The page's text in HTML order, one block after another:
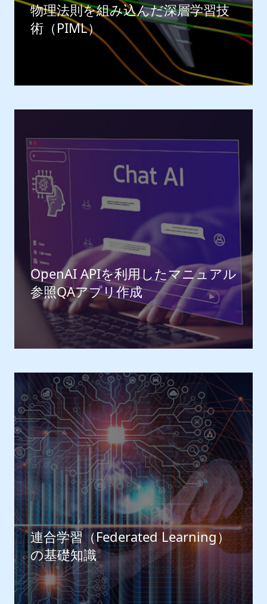
物理法則を組み込んだ深層学習技
術（PIML）
OpenAI APIを利用したマニュアル
参照QAアプリ作成
連合学習（Federated Learning）
の基礎知識